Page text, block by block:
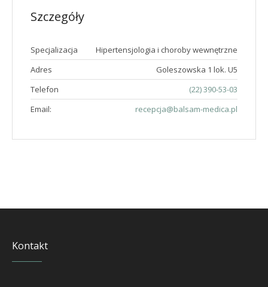
Szczegóły
Specjalizacja
Hipertensjologia i choroby wewnętrzne
Adres
Goleszowska 1 lok. U5
Telefon
(22) 390-53-03
Email:
recepcja@balsam-medica.pl
Kontakt